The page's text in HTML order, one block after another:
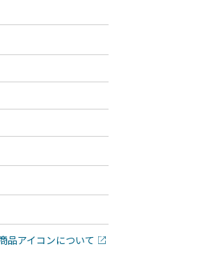
品アイコンについて